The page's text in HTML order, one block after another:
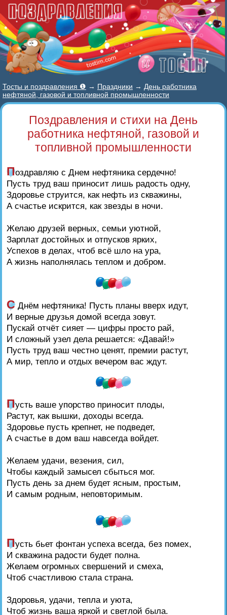
Тосты и поздравления ❶ → Праздники → День работника
нефтяной, газовой и топливной промышленности
Поздравления и стихи на День
работника нефтяной, газовой и
топливной промышленности
Поздравляю с Днем нефтяника сердечно!
Пусть труд ваш приносит лишь радость одну,
Здоровье струится, как нефть из скважины,
А счастье искрится, как звезды в ночи.
Желаю друзей верных, семьи уютной,
Зарплат достойных и отпусков ярких,
Успехов в делах, чтоб всё шло на ура,
А жизнь наполнялась теплом и добром.
СДнём нефтяника! Пусть планы вверх идут,
И верные друзья домой всегда зовут.
Пускай отчёт сияет — цифры просто рай,
И сложный узел дела решается: «Давай!»
Пусть труд ваш честно ценят, премии растут,
А мир, тепло и отдых вечером вас ждут.
Пусть ваше упорство приносит плоды,
Растут, как вышки, доходы всегда.
Здоровье пусть крепнет, не подведет,
А счастье в дом ваш навсегда войдет.
Желаем удачи, везения, сил,
Чтобы каждый замысел сбыться мог.
Пусть день за днем будет ясным, простым,
И самым родным, неповторимым.
Пусть бьет фонтан успеха всегда, без помех,
И скважина радости будет полна.
Желаем огромных свершений и смеха,
Чтоб счастливою стала страна.
Здоровья, удачи, тепла и уюта,
Чтоб жизнь ваша яркой и светлой была.